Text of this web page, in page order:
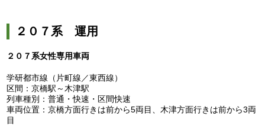
２０７系 運用
２０７系女性専用車両
学研都市線（片町線／東西線）
区間：京橋駅～木津駅
列車種別：普通・快速・区間快速
車両位置：京橋方面行きは前から5両目、木津方面行きは前から3両
目